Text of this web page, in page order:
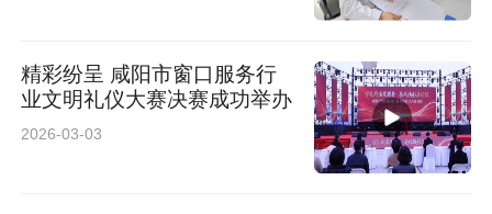
精彩纷呈 咸阳市窗口服务行
业文明礼仪大赛决赛成功举办
2026-03-03